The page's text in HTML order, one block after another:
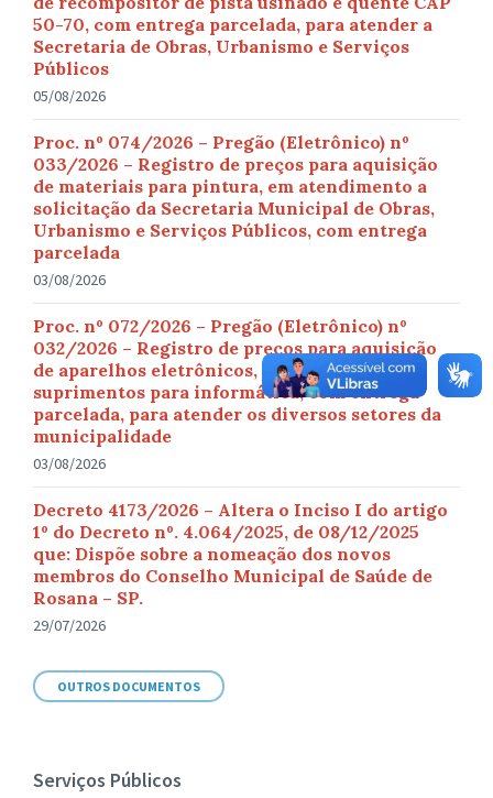
50-70, com entrega parcelada, para atender a
Secretaria de Obras, Urbanismo e Serviços
Públicos
05/08/2026
Proc. nº 074/2026 – Pregão (Eletrônico) nº
033/2026 – Registro de preços para aquisição
de materiais para pintura, em atendimento a
solicitação da Secretaria Municipal de Obras,
Urbanismo e Serviços Públicos, com entrega
parcelada
03/08/2026
Proc. nº 072/2026 – Pregão (Eletrônico) nº
032/2026 – Registro de preços para aquisição
de aparelhos eletrônicos, equipamentos e
suprimentos para informática, com entrega
parcelada, para atender os diversos setores da
municipalidade
03/08/2026
Decreto 4173/2026 – Altera o Inciso I do artigo
1º do Decreto nº. 4.064/2025, de 08/12/2025
que: Dispõe sobre a nomeação dos novos
membros do Conselho Municipal de Saúde de
Rosana – SP.
29/07/2026
OUTROS DOCUMENTOS
Serviços Públicos